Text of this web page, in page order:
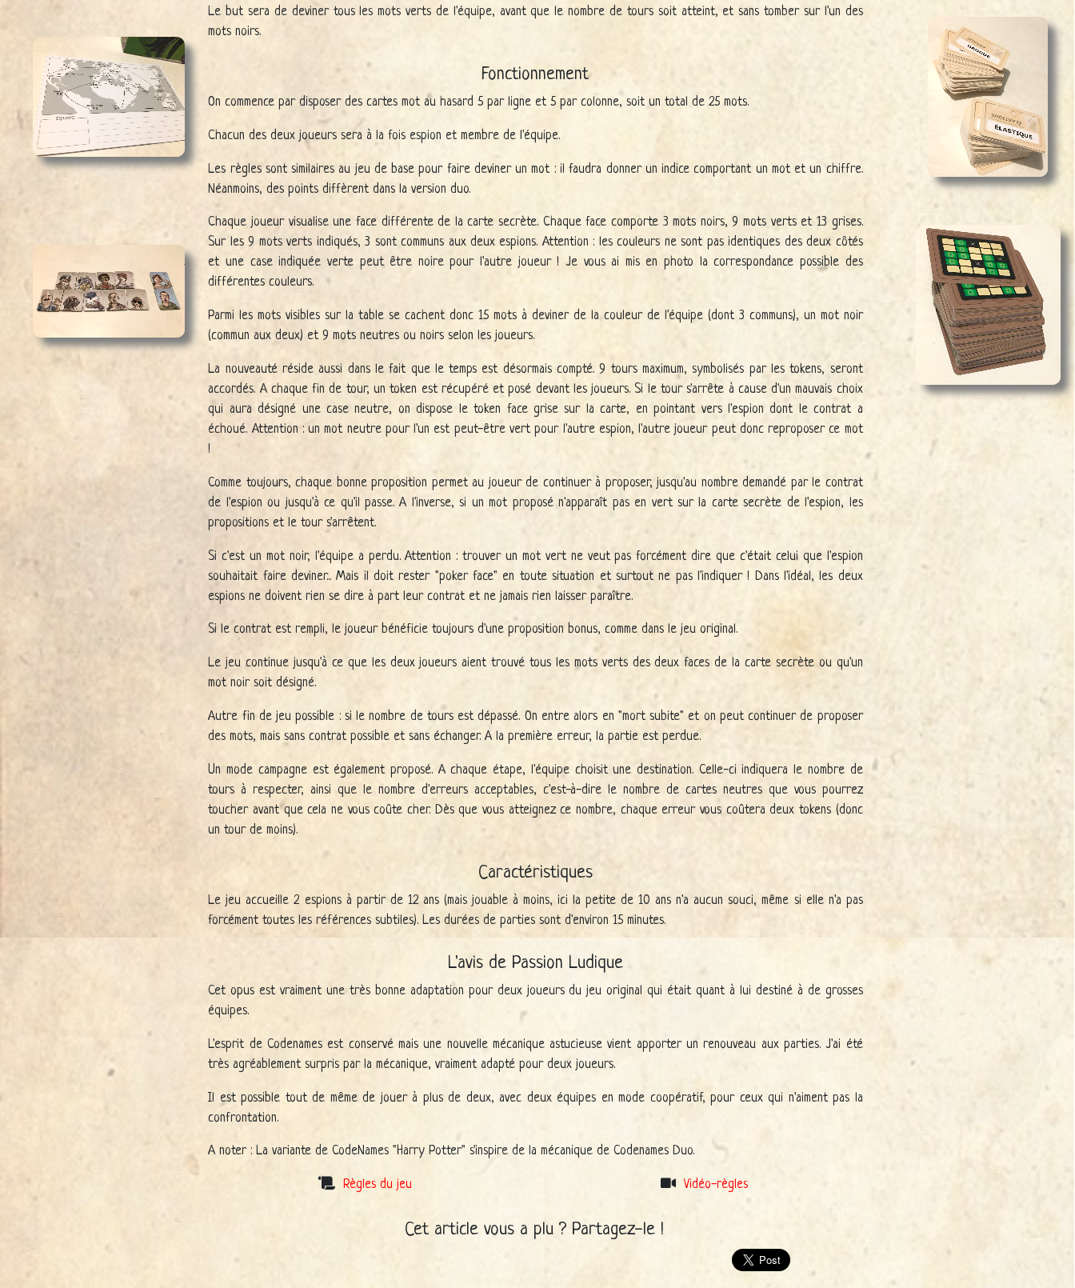
Le but sera de deviner tous les mots verts de l'équipe, avant que le nombre de tours soit atteint, et sans tomber sur l'un des
mots noirs.
Fonctionnement
On commence par disposer des cartes mot au hasard 5 par ligne et 5 par colonne, soit un total de 25 mots.
Chacun des deux joueurs sera à la fois espion et membre de l'équipe.
Les règles sont similaires au jeu de base pour faire deviner un mot : il faudra donner un indice comportant un mot et un chiffre.
Néanmoins, des points diffèrent dans la version duo.
Chaque joueur visualise une face différente de la carte secrète. Chaque face comporte 3 mots noirs, 9 mots verts et 13 grises.
Sur les 9 mots verts indiqués, 3 sont communs aux deux espions. Attention : les couleurs ne sont pas identiques des deux côtés
et une case indiquée verte peut être noire pour l'autre joueur ! Je vous ai mis en photo la correspondance possible des
différentes couleurs.
Parmi les mots visibles sur la table se cachent donc 15 mots à deviner de la couleur de l'équipe (dont 3 communs), un mot noir
(commun aux deux) et 9 mots neutres ou noirs selon les joueurs.
La nouveauté réside aussi dans le fait que le temps est désormais compté. 9 tours maximum, symbolisés par les tokens, seront
accordés. A chaque fin de tour, un token est récupéré et posé devant les joueurs. Si le tour s'arrête à cause d'un mauvais choix
qui aura désigné une case neutre, on dispose le token face grise sur la carte, en pointant vers l'espion dont le contrat a
échoué. Attention : un mot neutre pour l'un est peut-être vert pour l'autre espion, l'autre joueur peut donc reproposer ce mot
!
Comme toujours, chaque bonne proposition permet au joueur de continuer à proposer, jusqu'au nombre demandé par le contrat
de l'espion ou jusqu'à ce qu'il passe. A l'inverse, si un mot proposé n'apparaît pas en vert sur la carte secrète de l'espion, les
propositions et le tour s'arrêtent.
Si c'est un mot noir, l'équipe a perdu. Attention : trouver un mot vert ne veut pas forcément dire que c'était celui que l'espion
souhaitait faire deviner... Mais il doit rester "poker face" en toute situation et surtout ne pas l'indiquer ! Dans l'idéal, les deux
espions ne doivent rien se dire à part leur contrat et ne jamais rien laisser paraître.
Si le contrat est rempli, le joueur bénéficie toujours d'une proposition bonus, comme dans le jeu original.
Le jeu continue jusqu'à ce que les deux joueurs aient trouvé tous les mots verts des deux faces de la carte secrète ou qu'un
mot noir soit désigné.
Autre fin de jeu possible : si le nombre de tours est dépassé. On entre alors en "mort subite" et on peut continuer de proposer
des mots, mais sans contrat possible et sans échanger. A la première erreur, la partie est perdue.
Un mode campagne est également proposé. A chaque étape, l'équipe choisit une destination. Celle-ci indiquera le nombre de
tours à respecter, ainsi que le nombre d'erreurs acceptables, c'est-à-dire le nombre de cartes neutres que vous pourrez
toucher avant que cela ne vous coûte cher. Dès que vous atteignez ce nombre, chaque erreur vous coûtera deux tokens (donc
un tour de moins).
Caractéristiques
Le jeu accueille 2 espions à partir de 12 ans (mais jouable à moins, ici la petite de 10 ans n'a aucun souci, même si elle n'a pas
forcément toutes les références subtiles). Les durées de parties sont d'environ 15 minutes.
L'avis de Passion Ludique
Cet opus est vraiment une très bonne adaptation pour deux joueurs du jeu original qui était quant à lui destiné à de grosses
équipes.
L'esprit de Codenames est conservé mais une nouvelle mécanique astucieuse vient apporter un renouveau aux parties. J'ai été
très agréablement surpris par la mécanique, vraiment adapté pour deux joueurs.
Il est possible tout de même de jouer à plus de deux, avec deux équipes en mode coopératif, pour ceux qui n'aiment pas la
confrontation.
A noter : La variante de CodeNames "Harry Potter" s'inspire de la mécanique de Codenames Duo.
Règles du jeu Vidéo-règles
Cet article vous a plu ? Partagez-le !